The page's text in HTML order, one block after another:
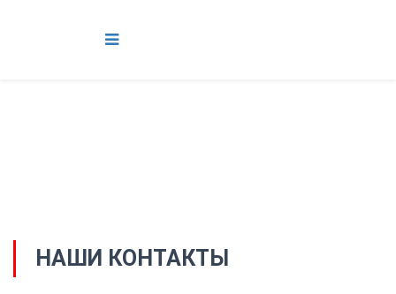
НАШИ КОНТАКТЫ